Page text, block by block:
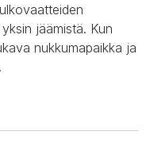
jäämistä. Kun
nukkumapaikka ja